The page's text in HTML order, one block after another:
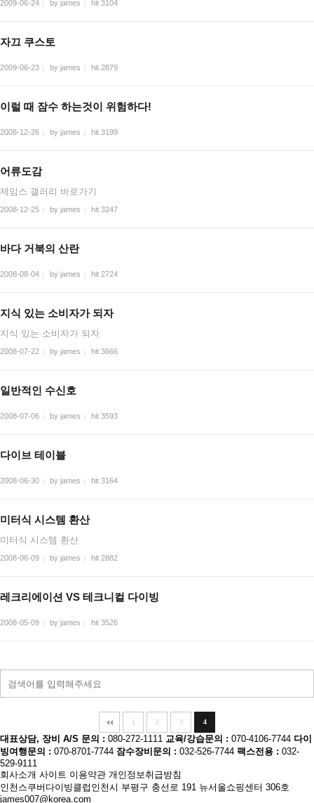
2009-06-24 by james hit 3104
자끄 쿠스토
2009-06-23 by james hit 2879
이럴 때 잠수 하는것이 위험하다!
2008-12-26 by james hit 3199
어류도감
제임스 갤러리 바로가기
2008-12-25 by james hit 3247
바다 거북의 산란
2008-08-04 by james hit 2724
지식 있는 소비자가 되자
지식 있는 소비자가 되자
2008-07-22 by james hit 3666
일반적인 수신호
2008-07-06 by james hit 3593
다이브 테이블
2008-06-30 by james hit 3164
미터식 시스템 환산
미터식 시스템 환산
2008-06-09 by james hit 2882
레크리에이션 VS 테크니컬 다이빙
2008-05-09 by james hit 3526
1 2 3 4
대표상담, 장비 A/S 문의 : 080-272-1111 교육/강습문의 : 070-4106-7744 다이
빙여행문의 : 070-8701-7744 잠수장비문의 : 032-526-7744 팩스전용 : 032-
529-9111
회사소개 사이트 이용약관 개인정보취급방침
인천스쿠버다이빙클럽 인천시 부평구 충선로 191 뉴서울쇼핑센터 306호
james007@korea.com